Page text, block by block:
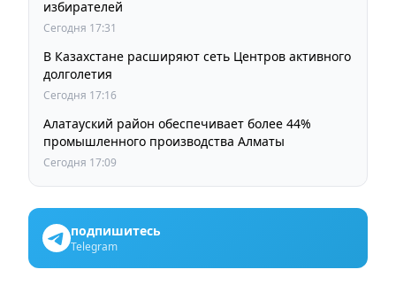
избирателей
Сегодня 17:31
В Казахстане расширяют сеть Центров активного
долголетия
Сегодня 17:16
Алатауский район обеспечивает более 44%
промышленного производства Алматы
Сегодня 17:09
подпишитесь
Telegram